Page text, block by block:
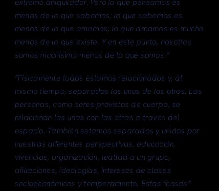
extremo aniquilador. Pero lo que pensamos es
menos de lo que sabemos; lo que sabemos es
menos de lo que amamos; lo que amamos es mucho
menos de lo que existe. Y en este punto, nosotros
somos muchísimo menos de lo que somos.”
“Físicamente todos estamos relacionados y, al
mismo tiempo, separados los unos de los otros. Las
personas, como seres provistos de cuerpo, se
relacionan las unas con las otras a través del
espacio. También estamos separados y unidos por
nuestras diferentes perspectivas, educación,
vivencias, organización, lealtad a un grupo,
afiliaciones, ideologías, intereses de clases
socioeconómicos y temperamento. Estas “cosas”